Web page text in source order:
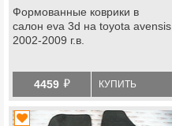
Формованные коврики в
салон eva 3d на toyota avensis
2002-2009 г.в.
4459 й КУПИТЬ